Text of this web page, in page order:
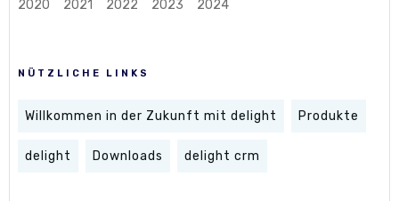
2020 2021 2022 2023 2024
NÜTZLICHE LINKS
Willkommen in der Zukunft mit delight Produkte
delight Downloads delight crm